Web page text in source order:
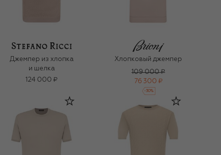
Джемпер из хлопка
и шелка
124 000 ₽
Хлопковый джемпер
109 000 ₽
76 300 ₽
-30%